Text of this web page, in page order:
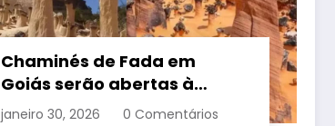
Chaminés de Fada em
Goiás serão abertas à
visitação controlada
janeiro 30, 2026 0 Comentários